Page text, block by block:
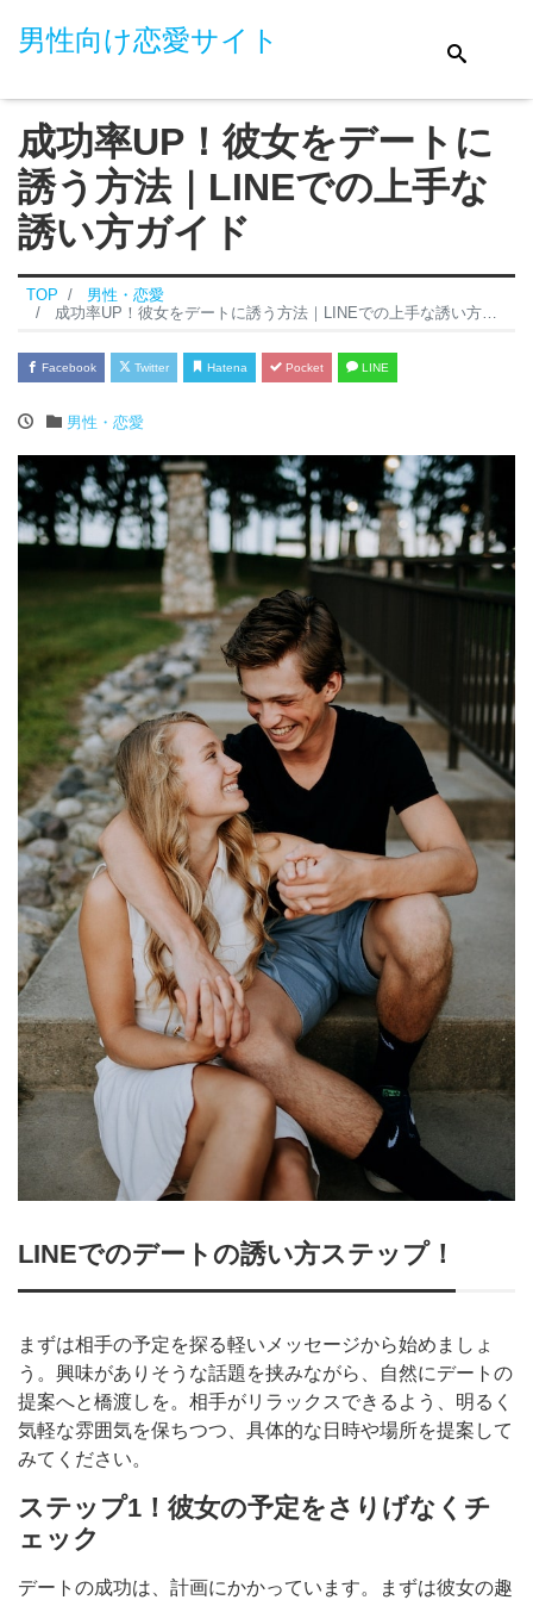
男性向け恋愛サイト
成功率UP！彼女をデートに
誘う方法｜LINEでの上手な
誘い方ガイド
TOP
男性・恋愛
成功率UP！彼女をデートに誘う方法｜LINEでの上手な誘い方ガイド
Facebook Twitter Hatena Pocket LINE
男性・恋愛
LINEでのデートの誘い方ステップ！
まずは相手の予定を探る軽いメッセージから始めましょ
う。興味がありそうな話題を挟みながら、自然にデートの
提案へと橋渡しを。相手がリラックスできるよう、明るく
気軽な雰囲気を保ちつつ、具体的な日時や場所を提案して
みてください。
ステップ1！彼女の予定をさりげなくチ
ェック
デートの成功は、計画にかかっています。まずは彼女の趣